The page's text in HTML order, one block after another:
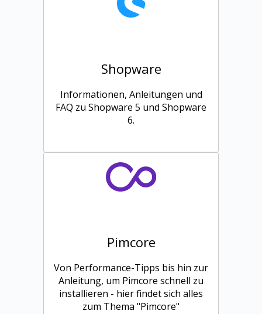
Shopware
Informationen, Anleitungen und
FAQ zu Shopware 5 und Shopware
6.
Pimcore
Von Performance-Tipps bis hin zur
Anleitung, um Pimcore schnell zu
installieren - hier findet sich alles
zum Thema "Pimcore"